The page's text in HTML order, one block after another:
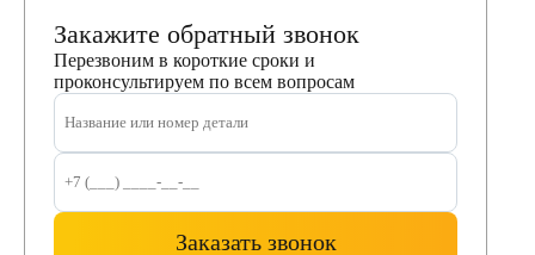
Закажите обратный звонок
Перезвоним в короткие сроки и
проконсультируем по всем вопросам
Заказать звонок